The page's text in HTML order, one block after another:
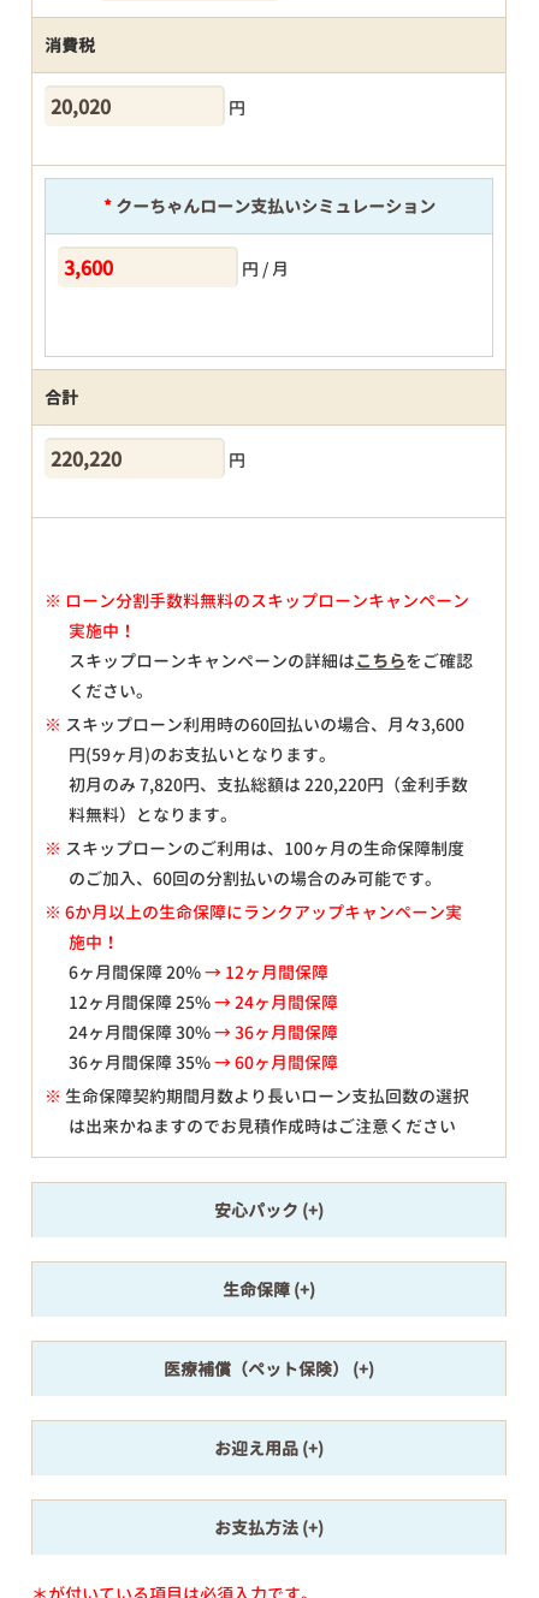
消費税
円
*クーちゃんローン支払いシミュレーション
円 / 月
合計
円
※ ローン分割手数料無料のスキップローンキャンペーン
実施中！
スキップローンキャンペーンの詳細はこちらをご確認
ください。
※ スキップローン利用時の60回払いの場合、月々3,600
円(59ヶ月)のお支払いとなります。
初月のみ7,820円、支払総額は220,220円（金利手数
料無料）となります。
※ スキップローンのご利用は、100ヶ月の生命保障制度
のご加入、60回の分割払いの場合のみ可能です。
※ 6か月以上の生命保障にランクアップキャンペーン実
施中！
6ヶ月間保障 20%→ 12ヶ月間保障
12ヶ月間保障 25%→ 24ヶ月間保障
24ヶ月間保障 30%→ 36ヶ月間保障
36ヶ月間保障 35%→ 60ヶ月間保障
※ 生命保障契約期間月数より長いローン支払回数の選択
は出来かねますのでお見積作成時はご注意ください
安心パック
生命保障
医療補償（ペット保険）
お迎え用品
お支払方法